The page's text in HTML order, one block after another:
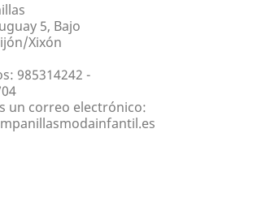
5, Bajo
Xixón
985314242 -
un correo electrónico: